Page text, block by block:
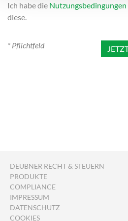
Ich habe die Nutzungsbedingungen
diese.
* Pflichtfeld
DEUBNER RECHT & STEUERN
PRODUKTE
COMPLIANCE
IMPRESSUM
DATENSCHUTZ
COOKIES